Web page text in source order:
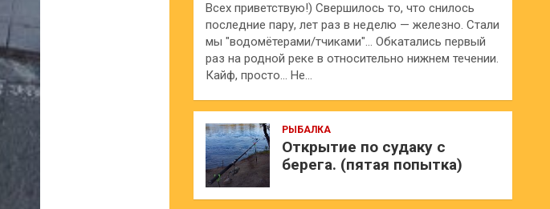
Всех приветствую!) Свершилось то, что снилось
последние пару, лет раз в неделю — железно. Стали
мы "водомётерами/тчиками"… Обкатались первый
раз на родной реке в относительно нижнем течении.
Кайф, просто… Не…
РЫБАЛКА
Открытие по судаку с
берега. (пятая попытка)